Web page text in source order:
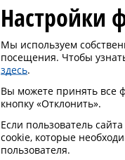
газовой
клиента
01 июня 2020 г. -
GAAS объявила о
веб-сайта для
посетителей,
Настройки
Мы используем
посещения. Чтобы
здесь.
Вы можете принять все
кнопку «Отклонить».
Если пользователь
cookie, которые
пользователя.